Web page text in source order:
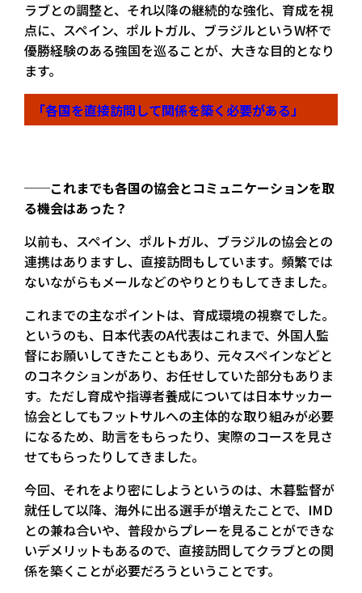
ラブとの調整と、それ以降の継続的な強化、育成を視
点に、スペイン、ポルトガル、ブラジルというW杯で
優勝経験のある強国を巡ることが、大きな目的となり
ます。
「各国を直接訪問して関係を築く必要がある」
──これまでも各国の協会とコミュニケーションを取
る機会はあった？
以前も、スペイン、ポルトガル、ブラジルの協会との
連携はありますし、直接訪問もしています。頻繁では
ないながらもメールなどのやりとりもしてきました。
これまでの主なポイントは、育成環境の視察でした。
というのも、日本代表のA代表はこれまで、外国人監
督にお願いしてきたこともあり、元々スペインなどと
のコネクションがあり、お任せしていた部分もありま
す。ただし育成や指導者養成については日本サッカー
協会としてもフットサルへの主体的な取り組みが必要
になるため、助言をもらったり、実際のコースを見さ
せてもらったりしてきました。
今回、それをより密にしようというのは、木暮監督が
就任して以降、海外に出る選手が増えたことで、IMD
との兼ね合いや、普段からプレーを見ることができな
いデメリットもあるので、直接訪問してクラブとの関
係を築くことが必要だろうということです。